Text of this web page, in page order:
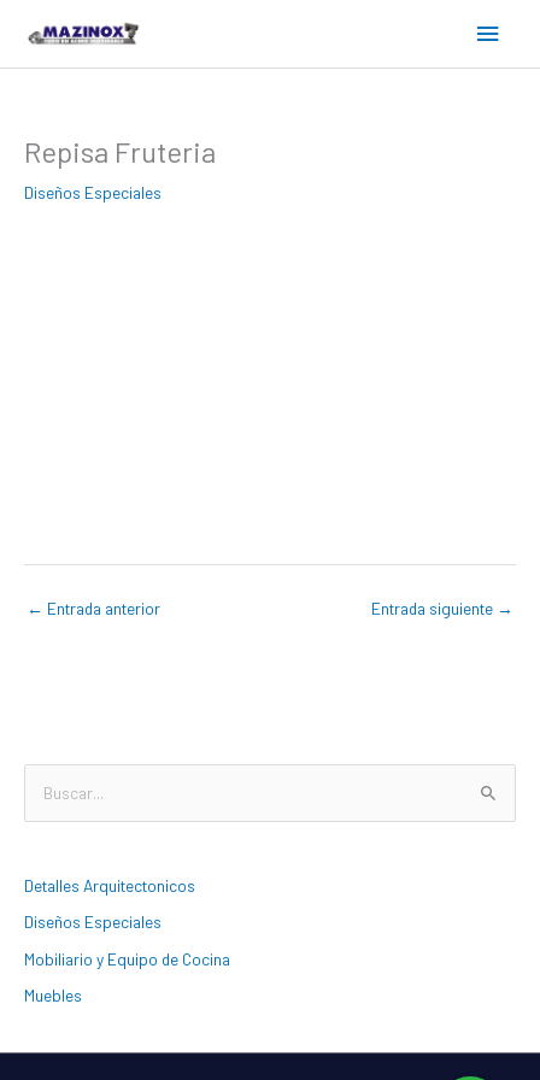
contenido
Menú
c
a
r
:
Detalles Arquitectonicos
Diseños Especiales
Mobiliario y Equipo de Cocina
Muebles
Repisa Fruteria
Diseños Especiales
← Entrada anterior Entrada siguiente →